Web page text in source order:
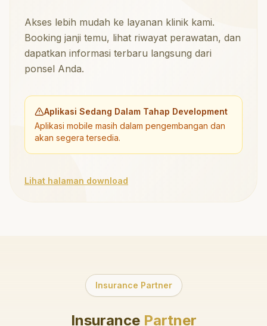
Akses lebih mudah ke layanan klinik kami.
Booking janji temu, lihat riwayat perawatan, dan
dapatkan informasi terbaru langsung dari
ponsel Anda.
Aplikasi Sedang Dalam Tahap Development
Aplikasi mobile masih dalam pengembangan dan
akan segera tersedia.
Lihat halaman download
Insurance Partner
InsurancePartner